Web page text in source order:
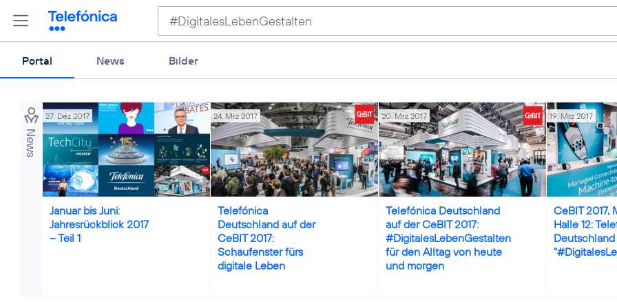
Portal News Bilder
News
27. Dez 2017
Januar bis Juni:
Jahresrückblick 2017
– Teil 1
24. Mrz 2017
Telefónica
Deutschland auf der
CeBIT 2017:
Schaufenster fürs
digitale Leben
20. Mrz 2017
Telefónica Deutschland
auf der CeBIT 2017:
#DigitalesLebenGestalten
für den Alltag von heute
und morgen
19. Mrz 2017
CeBIT 2017,
Halle 12: